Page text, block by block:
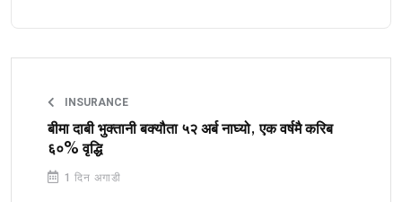
INSURANCE
बीमा दाबी भुक्तानी बक्यौता ५२ अर्ब नाघ्यो, एक वर्षमै करिब
६०% वृद्धि
1 दिन अगाडी